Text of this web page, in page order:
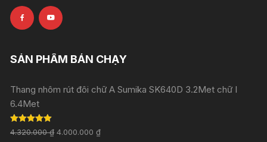
SẢN PHẨM BÁN CHẠY
Thang nhôm rút đôi chữ A Sumika SK640D 3.2Met chữ I
6.4Met
Rated 5.00
out of 5
4.320.000₫ 4.000.000₫